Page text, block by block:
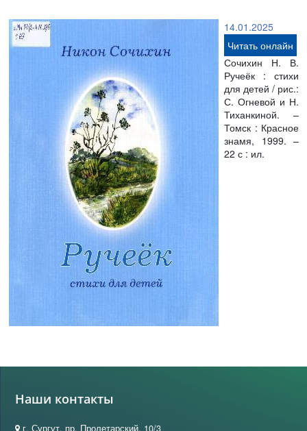
14.01.2025
Читать онлайн
Сочихин Н. В.
Ручеёк : стихи
для детей / рис.:
С. Огневой и Н.
Тиханкиной. –
Томск : Красное
знамя, 1999. –
22 с : ил.
Наши контакты
г. Сургут, пр. Пролетарский, 10/3